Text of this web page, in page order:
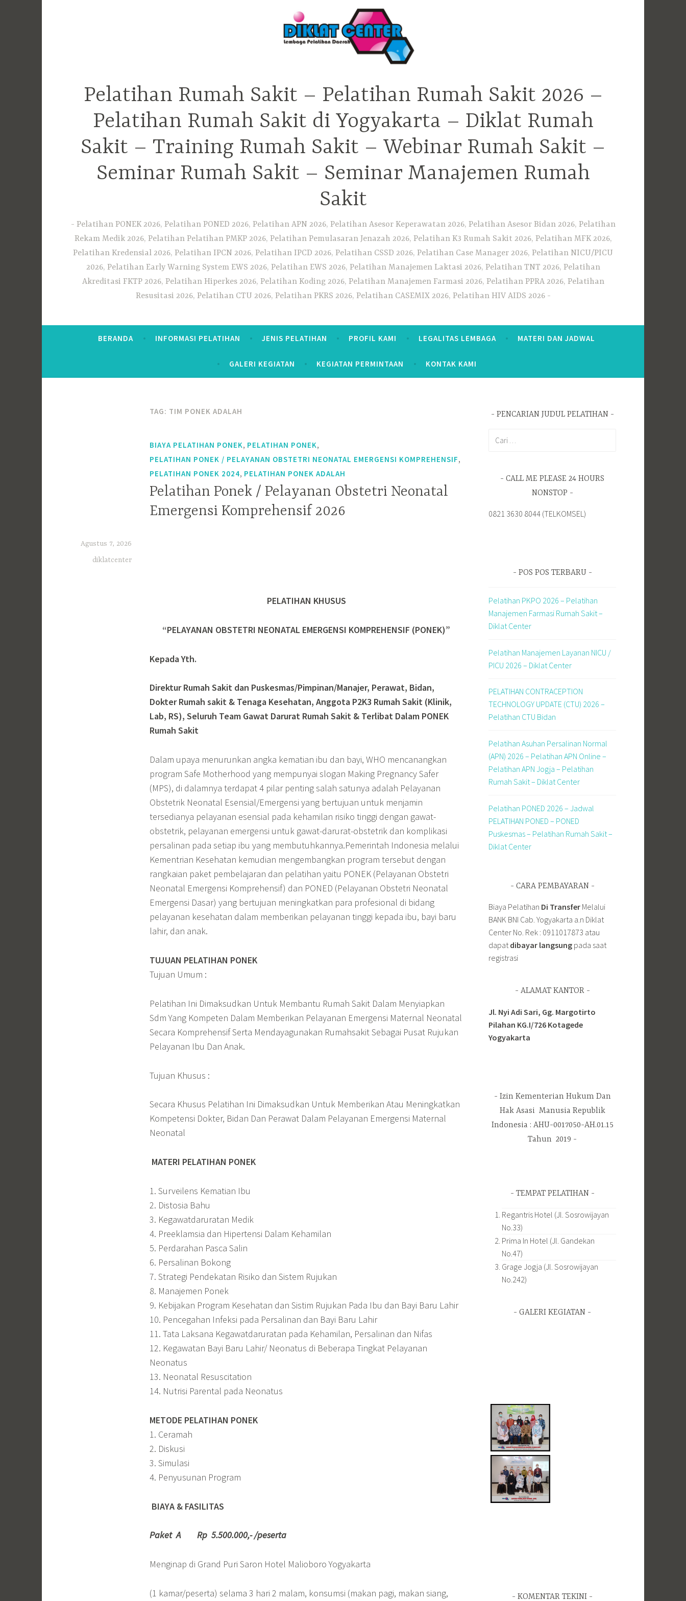
Pelatihan Rumah Sakit – Pelatihan Rumah Sakit 2026 –
Pelatihan Rumah Sakit di Yogyakarta – Diklat Rumah
Sakit – Training Rumah Sakit – Webinar Rumah Sakit –
Seminar Rumah Sakit – Seminar Manajemen Rumah
Sakit
Pelatihan PONEK 2026, Pelatihan PONED 2026, Pelatihan APN 2026, Pelatihan Asesor Keperawatan 2026, Pelatihan Asesor Bidan 2026, Pelatihan
Rekam Medik 2026, Pelatihan Pelatihan PMKP 2026, Pelatihan Pemulasaran Jenazah 2026, Pelatihan K3 Rumah Sakit 2026, Pelatihan MFK 2026,
Pelatihan Kredensial 2026, Pelatihan IPCN 2026, Pelatihan IPCD 2026, Pelatihan CSSD 2026, Pelatihan Case Manager 2026, Pelatihan NICU/PICU
2026, Pelatihan Early Warning System EWS 2026, Pelatihan EWS 2026, Pelatihan Manajemen Laktasi 2026, Pelatihan TNT 2026, Pelatihan
Akreditasi FKTP 2026, Pelatihan Hiperkes 2026, Pelatihan Koding 2026, Pelatihan Manajemen Farmasi 2026, Pelatihan PPRA 2026, Pelatihan
Resusitasi 2026, Pelatihan CTU 2026, Pelatihan PKRS 2026, Pelatihan CASEMIX 2026, Pelatihan HIV AIDS 2026
BERANDA INFORMASI PELATIHAN JENIS PELATIHAN PROFIL KAMI LEGALITAS LEMBAGA MATERI DAN JADWAL
GALERI KEGIATAN KEGIATAN PERMINTAAN KONTAK KAMI
TAG: TIM PONEK ADALAH
BIAYA PELATIHAN PONEK, PELATIHAN PONEK,
PELATIHAN PONEK / PELAYANAN OBSTETRI NEONATAL EMERGENSI KOMPREHENSIF,
PELATIHAN PONEK 2024, PELATIHAN PONEK ADALAH
Pelatihan Ponek / Pelayanan Obstetri Neonatal
Emergensi Komprehensif 2026
Agustus 7, 2026
diklatcenter
PELATIHAN KHUSUS
“PELAYANAN OBSTETRI NEONATAL EMERGENSI KOMPREHENSIF (PONEK)”
Kepada Yth.
Direktur Rumah Sakit dan Puskesmas/Pimpinan/Manajer, Perawat, Bidan,
Dokter Rumah sakit & Tenaga Kesehatan, Anggota P2K3 Rumah Sakit (Klinik,
Lab, RS), Seluruh Team Gawat Darurat Rumah Sakit & Terlibat Dalam PONEK
Rumah Sakit
Dalam upaya menurunkan angka kematian ibu dan bayi, WHO mencanangkan
program Safe Motherhood yang mempunyai slogan Making Pregnancy Safer
(MPS), di dalamnya terdapat 4 pilar penting salah satunya adalah Pelayanan
Obstetrik Neonatal Esensial/Emergensi yang bertujuan untuk menjamin
tersedianya pelayanan esensial pada kehamilan risiko tinggi dengan gawat-
obstetrik, pelayanan emergensi untuk gawat-darurat-obstetrik dan komplikasi
persalinan pada setiap ibu yang membutuhkannya.Pemerintah Indonesia melalui
Kementrian Kesehatan kemudian mengembangkan program tersebut dengan
rangkaian paket pembelajaran dan pelatihan yaitu PONEK (Pelayanan Obstetri
Neonatal Emergensi Komprehensif) dan PONED (Pelayanan Obstetri Neonatal
Emergensi Dasar) yang bertujuan meningkatkan para profesional di bidang
pelayanan kesehatan dalam memberikan pelayanan tinggi kepada ibu, bayi baru
lahir, dan anak.
TUJUAN PELATIHAN PONEK
Tujuan Umum :
Pelatihan Ini Dimaksudkan Untuk Membantu Rumah Sakit Dalam Menyiapkan
Sdm Yang Kompeten Dalam Memberikan Pelayanan Emergensi Maternal Neonatal
Secara Komprehensif Serta Mendayagunakan Rumahsakit Sebagai Pusat Rujukan
Pelayanan Ibu Dan Anak.
Tujuan Khusus :
Secara Khusus Pelatihan Ini Dimaksudkan Untuk Memberikan Atau Meningkatkan
Kompetensi Dokter, Bidan Dan Perawat Dalam Pelayanan Emergensi Maternal
Neonatal
MATERI PELATIHAN PONEK
1. Surveilens Kematian Ibu
2. Distosia Bahu
3. Kegawatdaruratan Medik
4. Preeklamsia dan Hipertensi Dalam Kehamilan
5. Perdarahan Pasca Salin
6. Persalinan Bokong
7. Strategi Pendekatan Risiko dan Sistem Rujukan
8. Manajemen Ponek
9. Kebijakan Program Kesehatan dan Sistim Rujukan Pada Ibu dan Bayi Baru Lahir
10. Pencegahan Infeksi pada Persalinan dan Bayi Baru Lahir
11. Tata Laksana Kegawatdaruratan pada Kehamilan, Persalinan dan Nifas
12. Kegawatan Bayi Baru Lahir/ Neonatus di Beberapa Tingkat Pelayanan
Neonatus
13. Neonatal Resuscitation
14. Nutrisi Parental pada Neonatus
METODE PELATIHAN PONEK
1. Ceramah
2. Diskusi
3. Simulasi
4. Penyusunan Program
BIAYA & FASILITAS
Paket A Rp 5.500.000,- /peserta
Menginap di Grand Puri Saron Hotel Malioboro Yogyakarta
(1 kamar/peserta) selama 3 hari 2 malam, konsumsi (makan pagi, makan siang,
PENCARIAN JUDUL PELATIHAN
CALL ME PLEASE 24 HOURS
NONSTOP
0821 3630 8044 (TELKOMSEL)
POS POS TERBARU
Pelatihan PKPO 2026 – Pelatihan
Manajemen Farmasi Rumah Sakit –
Diklat Center
Pelatihan Manajemen Layanan NICU /
PICU 2026 – Diklat Center
PELATIHAN CONTRACEPTION
TECHNOLOGY UPDATE (CTU) 2026 –
Pelatihan CTU Bidan
Pelatihan Asuhan Persalinan Normal
(APN) 2026 – Pelatihan APN Online –
Pelatihan APN Jogja – Pelatihan
Rumah Sakit – Diklat Center
Pelatihan PONED 2026 – Jadwal
PELATIHAN PONED – PONED
Puskesmas – Pelatihan Rumah Sakit –
Diklat Center
CARA PEMBAYARAN
Biaya Pelatihan Di Transfer Melalui
BANK BNI Cab. Yogyakarta a.n Diklat
Center No. Rek : 0911017873 atau
dapatdibayar langsung pada saat
registrasi
ALAMAT KANTOR
Jl. Nyi Adi Sari, Gg. Margotirto
Pilahan KG.I/726 Kotagede
Yogyakarta
Izin Kementerian Hukum Dan
Hak Asasi Manusia Republik
Indonesia : AHU-0017050-AH.01.15
Tahun 2019
TEMPAT PELATIHAN
Regantris Hotel (Jl. Sosrowijayan
No.33)
Prima In Hotel (Jl. Gandekan
No.47)
Grage Jogja (Jl. Sosrowijayan
No.242)
GALERI KEGIATAN
KOMENTAR TEKINI